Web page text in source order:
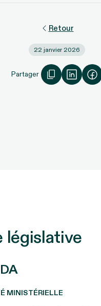
Retour
22 janvier 2026
Partager
législative
MINISTÉRIELLE